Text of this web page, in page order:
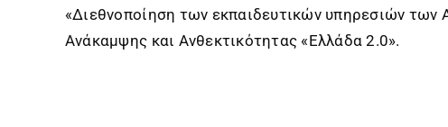
«Διεθνοποίηση των εκπαιδευτικών υπηρεσιών των
Ανάκαμψης και Ανθεκτικότητας «Ελλάδα 2.0».